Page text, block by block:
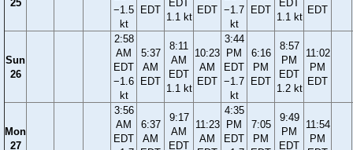
25
−1.5
kt
EDT
EDT
1.1 kt
EDT −1.7
kt
EDT
EDT
1.1 kt
EDT
Sun
26
2:58
AM
EDT
−1.6
kt
5:37
AM
EDT
8:11
AM
EDT
1.1 kt
10:23
AM
EDT
3:44
PM
EDT
−1.7
kt
6:16
PM
EDT
8:57
PM
EDT
1.2 kt
11:02
PM
EDT
Mon
27
3:56
AM
EDT
6:37
AM
9:17
AM
EDT
11:23
AM
4:35
PM
EDT
7:05
PM
9:49
PM
EDT
11:54
PM